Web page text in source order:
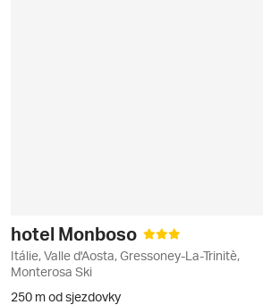
hotel Monboso
Itálie, Valle d'Aosta, Gressoney-La-Trinitè,
Monterosa Ski
250 m od sjezdovky